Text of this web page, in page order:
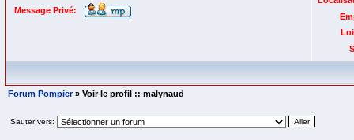
Message Privé:
Forum Pompier» Voir le profil :: malynaud
Sauter vers: